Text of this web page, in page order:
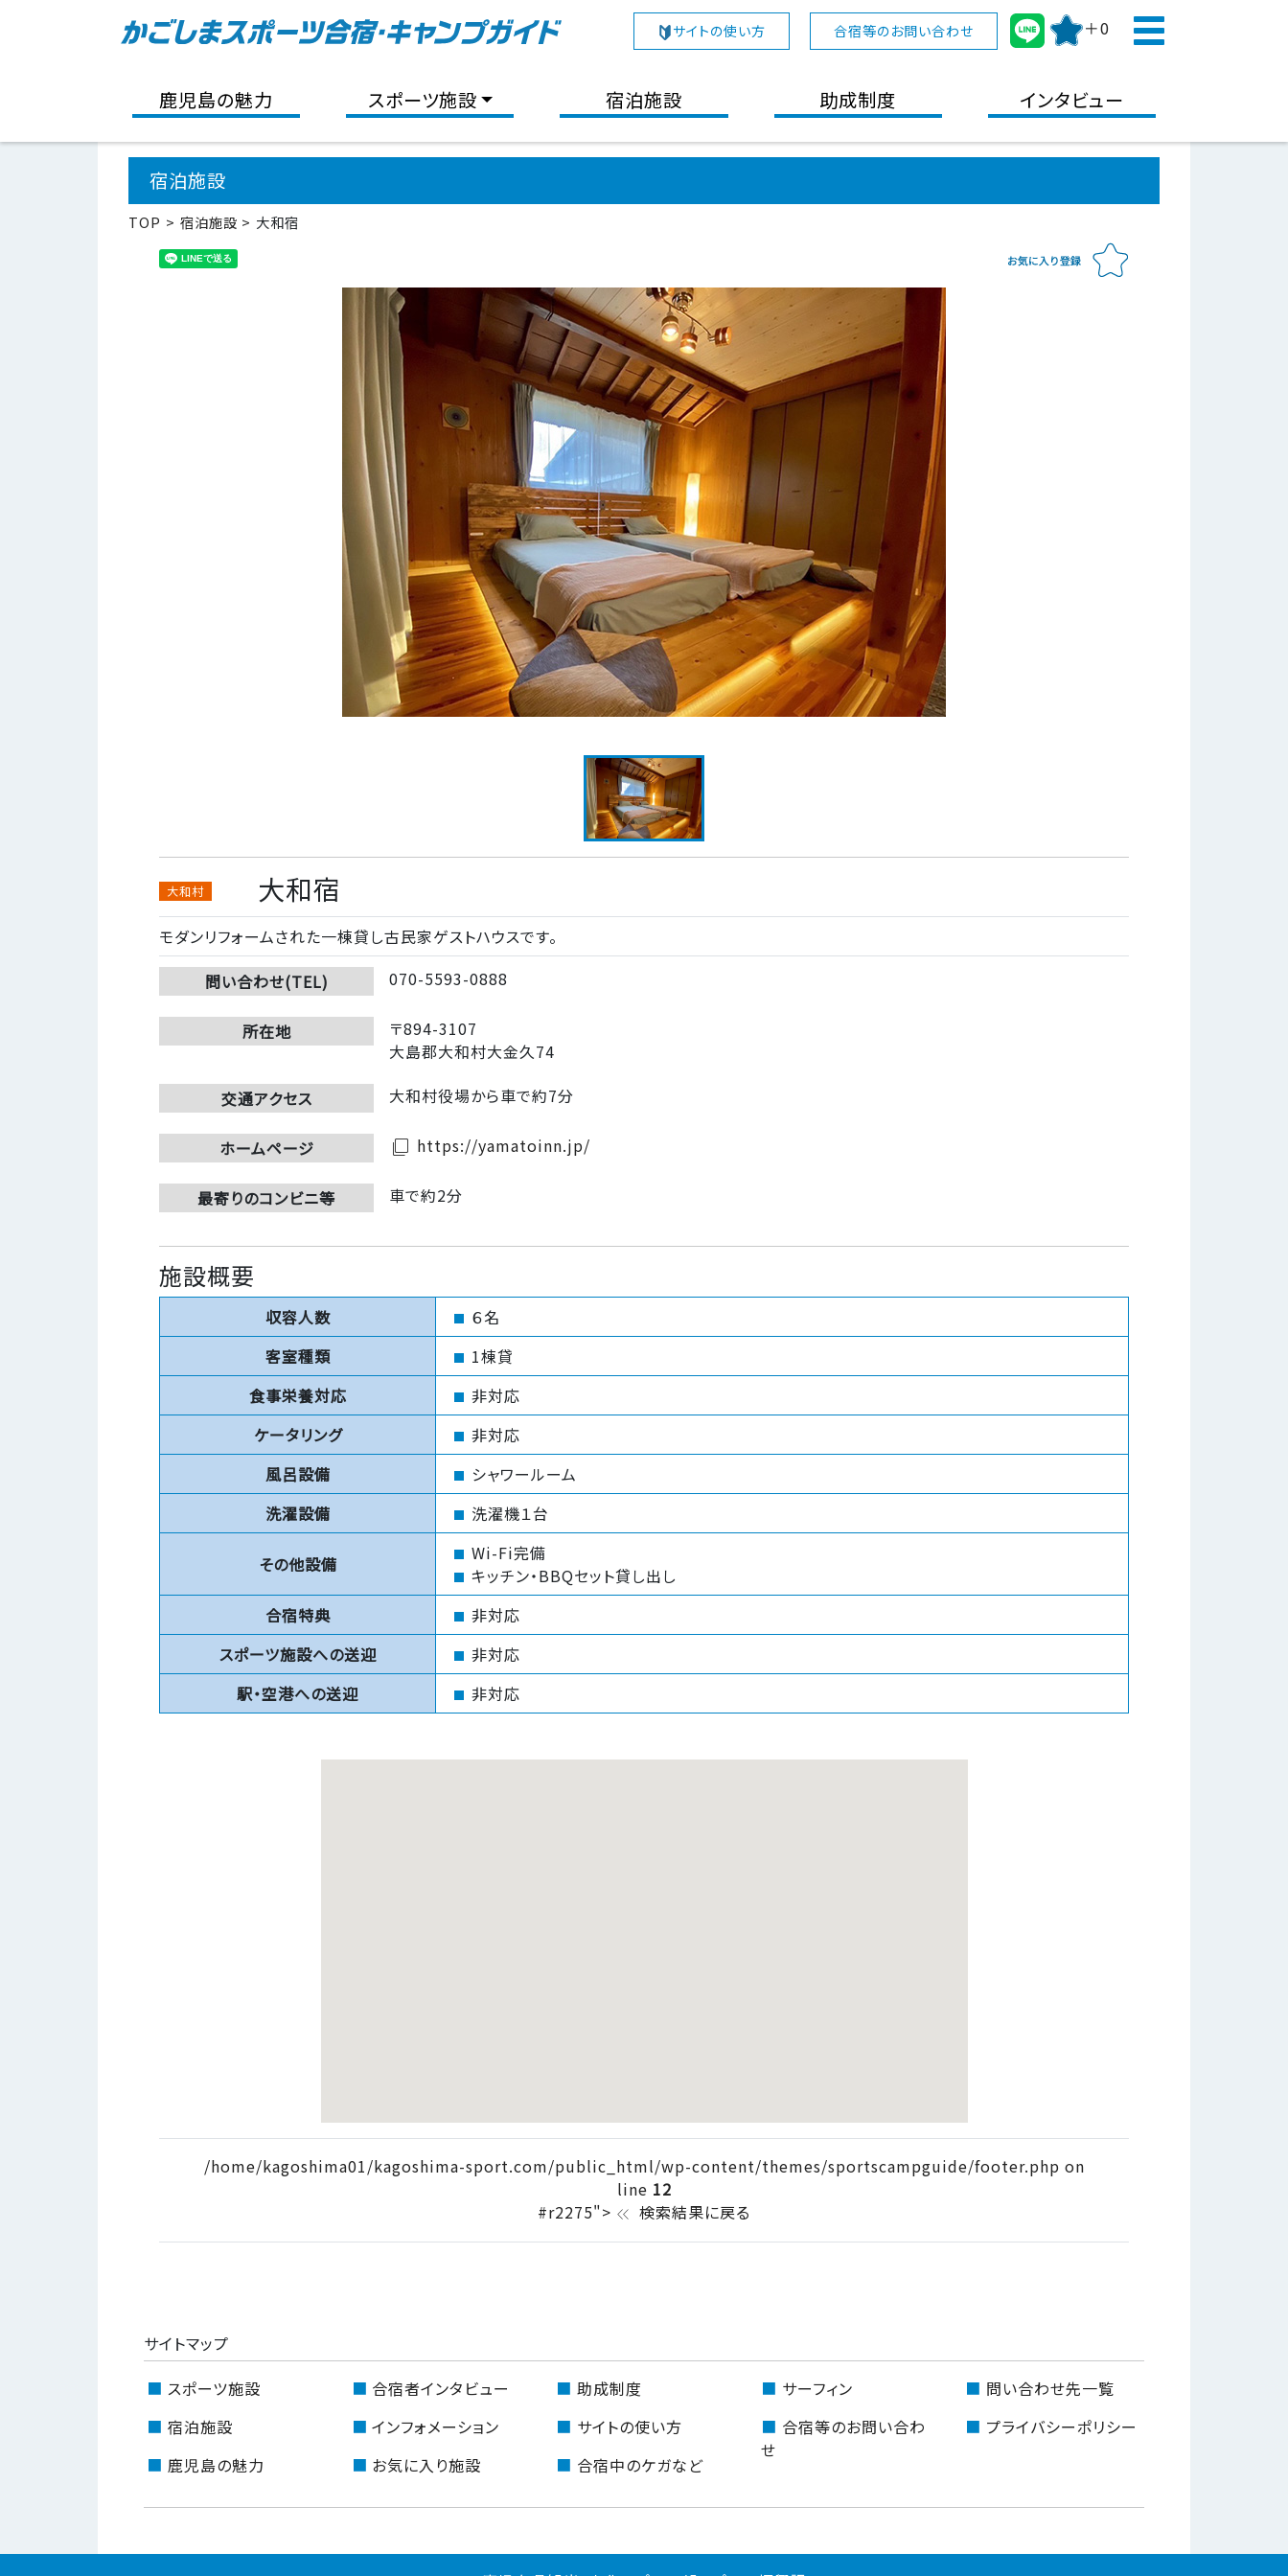
サイトの使い方 合宿等のお問い合わせ ＋0
鹿児島の魅力 スポーツ施設 宿泊施設 助成制度 インタビュー
宿泊施設
TOP 宿泊施設 大和宿
大和村 大和宿
モダンリフォームされた一棟貸し古民家ゲストハウスです。
問い合わせ(TEL)
070-5593-0888
所在地
〒894-3107
大島郡大和村大金久74
交通アクセス 大和村役場から車で約7分
ホームページ filter_none https://yamatoinn.jp/
最寄りのコンビニ等 車で約2分
施設概要
収容人数
６名
客室種類
1棟貸
食事栄養対応
非対応
ケータリング
非対応
風呂設備
シャワールーム
洗濯設備
洗濯機１台
その他設備
Wi-Fi完備
キッチン・BBQセット貸し出し
合宿特典
非対応
スポーツ施設への送迎
非対応
駅・空港への送迎
非対応
/home/kagoshima01/kagoshima-sport.com/public_html/wp-content/themes/sportscampguide/footer.php on
line 12
#r2275"> keyboard_double_arrow_left 検索結果に戻る
サイトマップ
スポーツ施設
宿泊施設
鹿児島の魅力
合宿者インタビュー
インフォメーション
お気に入り施設
助成制度
サイトの使い方
合宿中のケガなど
サーフィン
合宿等のお問い合わ
せ
問い合わせ先一覧
プライバシーポリシー